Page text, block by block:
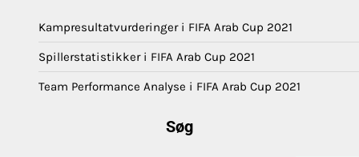
Kampresultatvurderinger i FIFA Arab Cup 2021
Spillerstatistikker i FIFA Arab Cup 2021
Team Performance Analyse i FIFA Arab Cup 2021
Søg